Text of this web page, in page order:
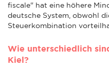
fiscale" hat eine höhere
deutsche System, obwohl
Steuerkombination
Wie unterschiedlich
Kiel?